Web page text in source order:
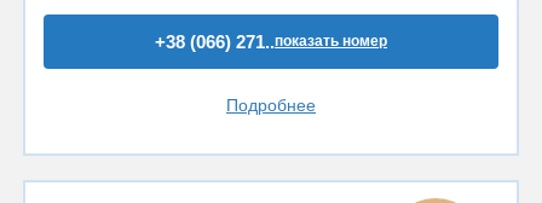
+38 (066) 271..показать номер
Подробнее